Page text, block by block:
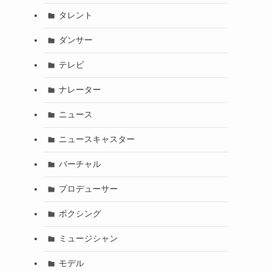
タレント
ダンサー
テレビ
ナレーター
ニュース
ニュースキャスター
バーチャル
プロデューサー
ボクシング
ミュージシャン
モデル